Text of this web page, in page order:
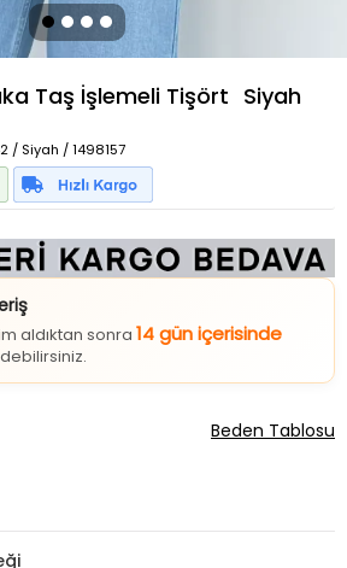
Taş İşlemeli Tişört Siyah
/ Siyah / 1498157
aldıktan sonra 14 gün içerisinde
Beden Tablosu